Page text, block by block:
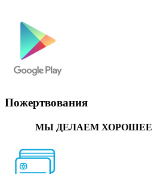
Пожертвования
МЫ ДЕЛАЕМ ХОРОШЕЕ